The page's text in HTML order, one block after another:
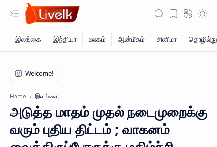
Home இலங்கை
அடுத்த மாதம் முதல் நடைமுறைக்கு
வரும் புதிய திட்டம் ; வாகனம்